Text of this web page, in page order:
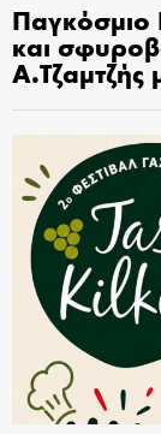
Παγκόσμιο
και
Α.Τζαμτζής